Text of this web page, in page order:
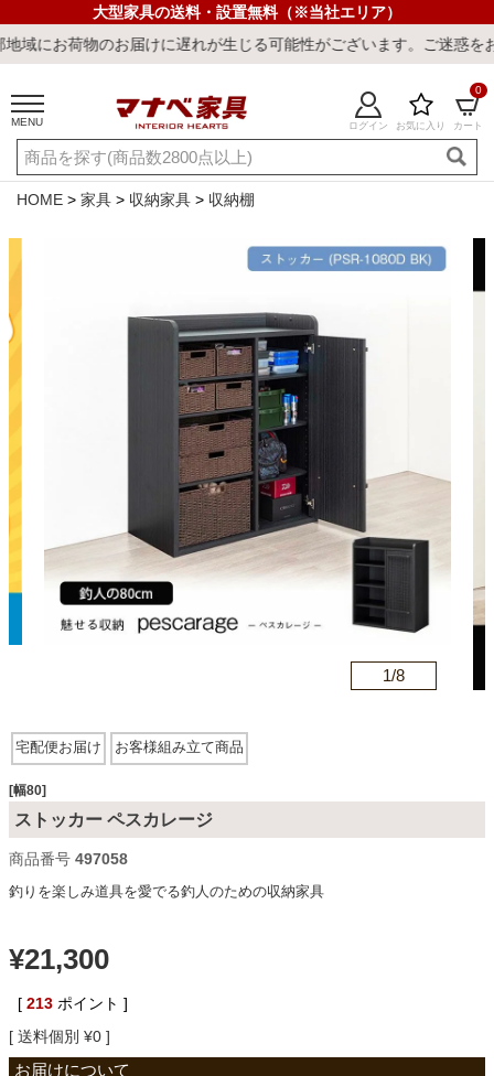
大型家具の送料・設置無料（※当社エリア）
お届けに遅れが生じる可能性がございます。ご迷惑をおかけしま
MENU ログイン お気に入り カート
0
ご利用ガイド 新規会員登録
店舗一覧 閲覧履歴
冷感寝具 ワークデスク
カテゴリから探す
椅子・チェア
食器棚・キッチン収納
HOME 家具 収納家具 収納棚
1/8
宅配便お届け お客様組み立て商品
[幅80]
ストッカー ペスカレージ
商品番号 497058
釣りを楽しみ道具を愛でる釣人のための収納家具
¥21,300
[ 213 ポイント ]
送料個別 ¥0